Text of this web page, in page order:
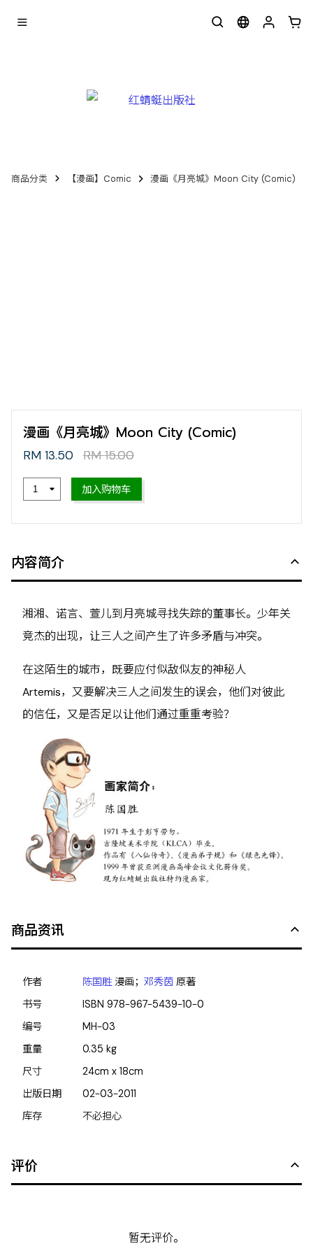
商品分类 【漫画】Comic 漫画《月亮城》Moon City (Comic)
漫画《月亮城》Moon City (Comic)
RM 13.50 RM 15.00
加入购物车
内容简介
湘湘、诺言、萱儿到月亮城寻找失踪的董事长。少年关
竞杰的出现，让三人之间产生了许多矛盾与冲突。
在这陌生的城市，既要应付似敌似友的神秘人
Artemis，又要解决三人之间发生的误会，他们对彼此
的信任，又是否足以让他们通过重重考验？
商品资讯
作者 陈国胜 漫画；邓秀茵 原著
书号
ISBN978-967-5439-10-0
编号
MH-03
重量
0.35 kg
尺寸
24cm x 18cm
出版日期
02-03-2011
库存
不必担心
评价
暂无评价。